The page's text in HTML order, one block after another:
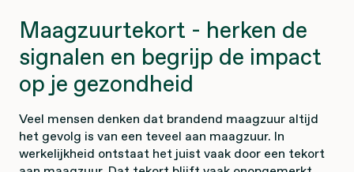
Maagzuurtekort - herken de
signalen en begrijp de impact
op je gezondheid
Veel mensen denken dat brandend maagzuur altijd
het gevolg is van een teveel aan maagzuur. In
werkelijkheid ontstaat het juist vaak door een tekort